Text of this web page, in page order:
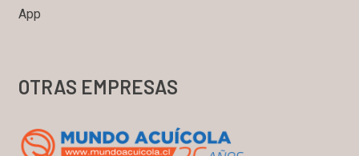
App
OTRAS EMPRESAS